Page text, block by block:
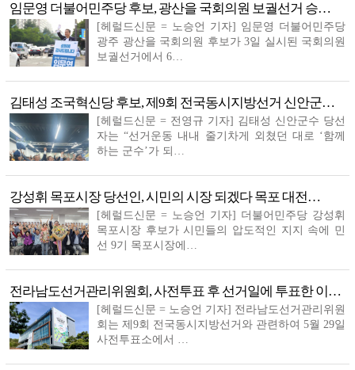
임문영 더불어민주당 후보, 광산을 국회의원 보궐선거 승…
[헤럴드신문 = 노승언 기자] 임문영 더불어민주당
광주 광산을 국회의원 후보가 3일 실시된 국회의원
보궐선거에서 6…
김태성 조국혁신당 후보, 제9회 전국동시지방선거 신안군…
[헤럴드신문 = 전영규 기자] 김태성 신안군수 당선
자는 “선거운동 내내 줄기차게 외쳤던 대로 ‘함께
하는 군수’가 되…
강성휘 목포시장 당선인, 시민의 시장 되겠다 목포 대전…
[헤럴드신문 = 노승언 기자] 더불어민주당 강성휘
목포시장 후보가 시민들의 압도적인 지지 속에 민
선 9기 목포시장에…
전라남도선거관리위원회, 사전투표 후 선거일에 투표한 이…
[헤럴드신문 = 노승언 기자] 전라남도선거관리위원
회는 제9회 전국동시지방선거와 관련하여 5월 29일
사전투표소에서 …